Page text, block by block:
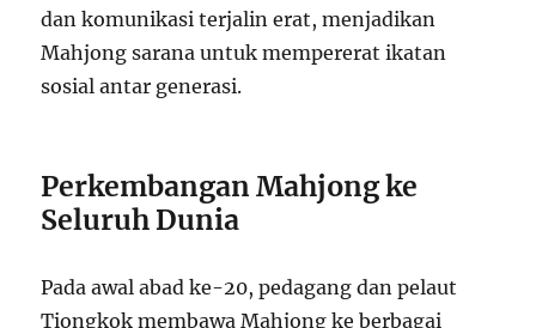
dan komunikasi terjalin erat, menjadikan
Mahjong sarana untuk mempererat ikatan
sosial antar generasi.
Perkembangan Mahjong ke
Seluruh Dunia
Pada awal abad ke-20, pedagang dan pelaut
Tiongkok membawa Mahjong ke berbagai